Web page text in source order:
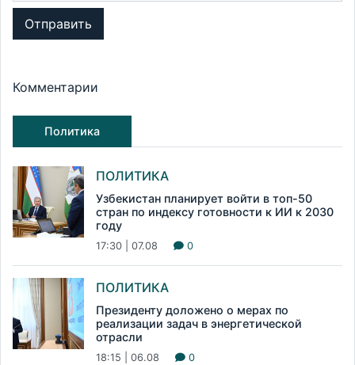
Отправить
Комментарии
Политика
ПОЛИТИКА
Узбекистан планирует войти в топ-50
стран по индексу готовности к ИИ к 2030
году
17:30 | 07.08 0
ПОЛИТИКА
Президенту доложено о мерах по
реализации задач в энергетической
отрасли
18:15 | 06.08 0